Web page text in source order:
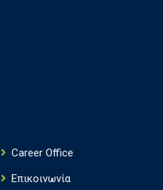
Career Office
Επικοινωνία